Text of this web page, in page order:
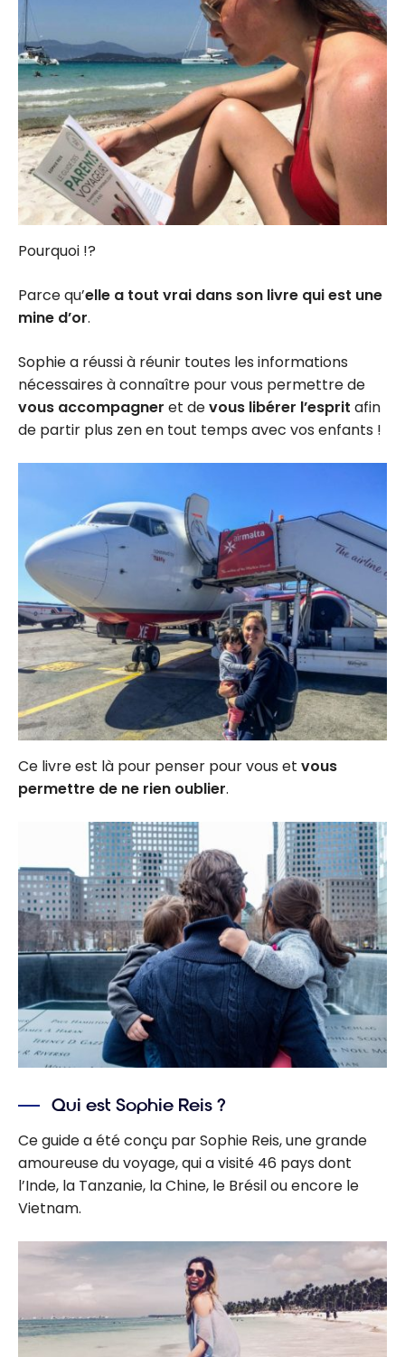
Pourquoi !?
Parce qu’elle a tout vrai dans son livre qui est une
mine d’or.
Sophie a réussi à réunir toutes les informations
nécessaires à connaître pour vous permettre de
vous accompagner et devous libérer l’esprit afin
de partir plus zen en tout temps avec vos enfants !
Ce livre est là pour penser pour vous et vous
permettre de ne rien oublier.
Qui est Sophie Reis ?
Ce guide a été conçu par Sophie Reis, une grande
amoureuse du voyage, qui a visité 46 pays dont
l’Inde, la Tanzanie, la Chine, le Brésil ou encore le
Vietnam.